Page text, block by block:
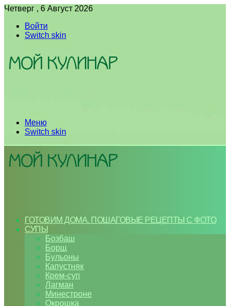
Четверг , 6 Август 2026
Войти
Switch skin
Меню
Switch skin
ГОТОВИМ ДОМА. ПОШАГОВЫЕ РЕЦЕПТЫ С ФОТО
СУПЫ
Бозбаш
Борщ
Бульоны
Капустняк
Крем-суп
Лагман
Минестроне
Окрошка